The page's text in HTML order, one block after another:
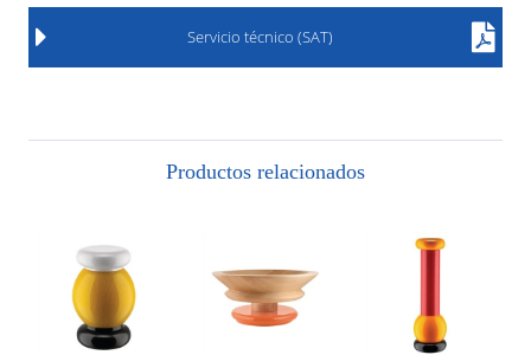
Servicio técnico (SAT)
Productos relacionados